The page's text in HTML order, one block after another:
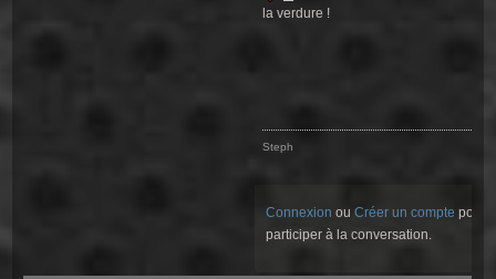
la verdure !
Steph
Connexion ouCréer un compte pour
participer à la conversation.